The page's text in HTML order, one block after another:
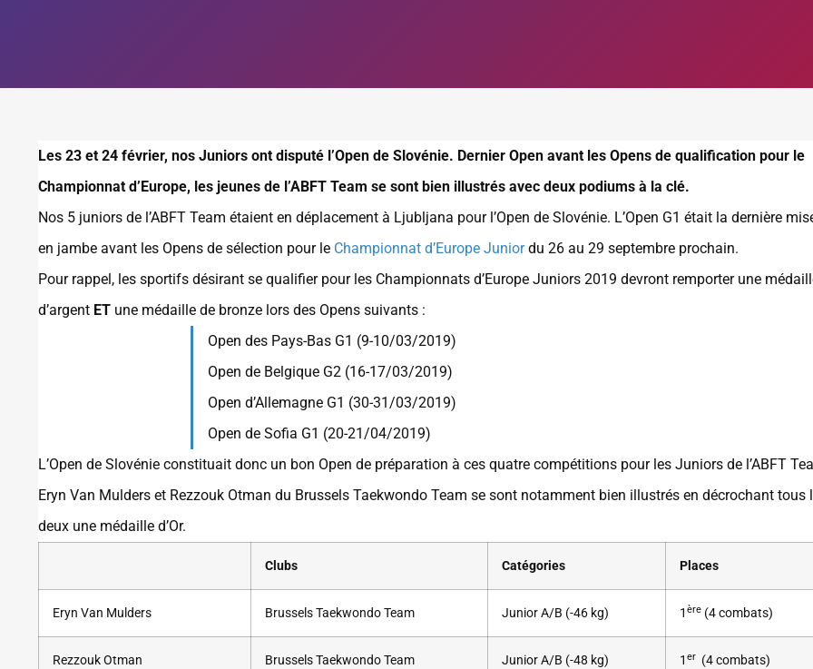
Les 23 et 24 février, nos Juniors ont disputé l’Open de Slovénie. Dernier Open avant les Opens de qualification pour le
Championnat d’Europe, les jeunes de l’ABFT Team se sont bien illustrés avec deux podiums à la clé.
Nos 5 juniors de l’ABFT Team étaient en déplacement à Ljubljana pour l’Open de Slovénie. L’Open G1 était la dernière
en jambe avant les Opens de sélection pour le Championnat d’Europe Juniordu 26 au 29 septembre prochain.
Pour rappel, les sportifs désirant se qualifier pour les Championnats d’Europe Juniors 2019 devront remporter une
d’argent ET une médaille de bronze lors des Opens suivants :
Open des Pays-Bas G1 (9-10/03/2019)
Open de Belgique G2 (16-17/03/2019)
Open d’Allemagne G1 (30-31/03/2019)
Open de Sofia G1 (20-21/04/2019)
L’Open de Slovénie constituait donc un bon Open de préparation à ces quatre compétitions pour les Juniors de l’ABFT
Eryn Van Mulders et Rezzouk Otman du Brussels Taekwondo Team se sont notamment bien illustrés en décrochant tous
deux une médaille d’Or.
Clubs Catégories Places
Eryn Van Mulders Brussels Taekwondo Team Junior A/B (-46 kg) 1 ère (4 combats)
Rezzouk Otman Brussels Taekwondo Team Junior A/B (-48 kg) 1 er (4 combats)